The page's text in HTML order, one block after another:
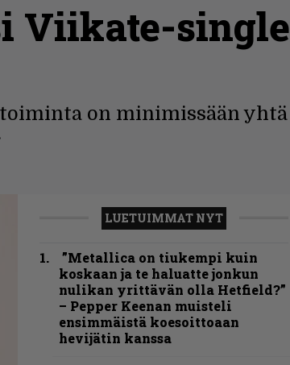
Viikate-single
on minimissään yhtä
LUETUIMMAT NYT
”Metallica on tiukempi kuin
koskaan ja te haluatte jonkun
nulikan yrittävän olla Hetfield?”
– Pepper Keenan muisteli
ensimmäistä koesoittoaan
hevijätin kanssa